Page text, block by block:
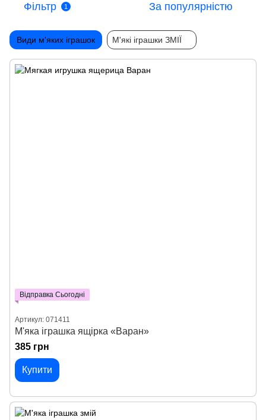
Фільтр 1 За популярністю
Види м'яких іграшок М'які іграшки ЗМІЇ
Відправка Сьогодні
Артикул: 071411
М'яка іграшка ящірка «Варан»
385 грн
Купити